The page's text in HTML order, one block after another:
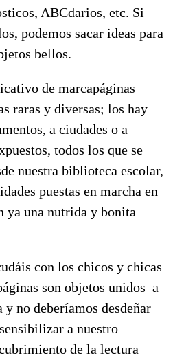
ABCdarios, etc. Si
podemos sacar ideas para
bellos.
de marcapáginas
raras y diversas; los hay
a ciudades o a
todos los que se
nuestra biblioteca escolar,
puestas en marcha en
ya una nutrida y bonita
con los chicos y chicas
son objetos unidos a
no deberíamos desdeñar
a nuestro
de la lectura